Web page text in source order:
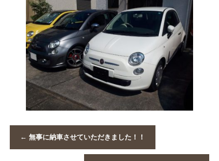
← 無事に納車させていただきました！！